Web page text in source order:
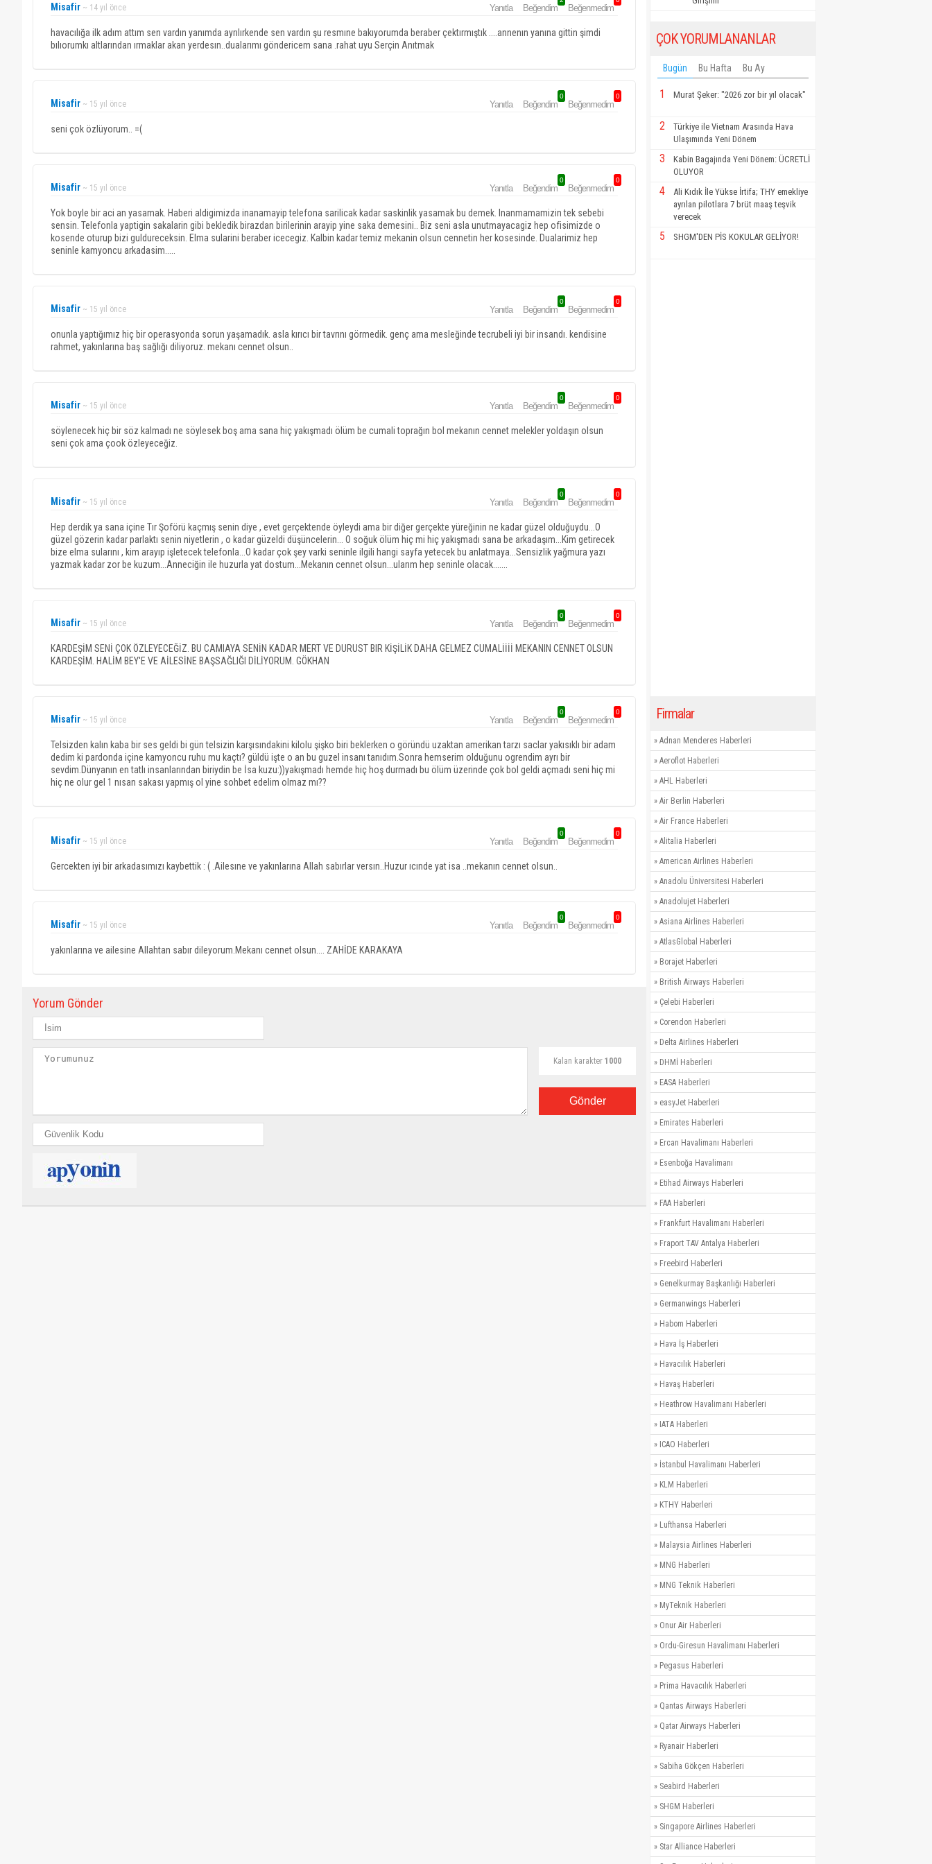
Misafir ~ 14 yıl önce Yanıtla Beğendim Beğenmedim
havacılığa ilk adım attım sen vardın yanımda ayrılırkende sen vardın şu resmıne bakıyorumda beraber çektırmıştık ....annenın yanına gittin şimdi
bılıorumkı altlarından ırmaklar akan yerdesın..dualarımı göndericem sana .rahat uyu Serçin Anıtmak
Misafir ~ 15 yıl önce Yanıtla Beğendim
0
Beğenmedim
0
seni çok özlüyorum.. =(
Misafir ~ 15 yıl önce Yanıtla Beğendim
0
Beğenmedim
0
Yok boyle bir aci an yasamak. Haberi aldigimizda inanamayip telefona sarilicak kadar saskinlik yasamak bu demek. Inanmamamizin tek sebebi
sensin. Telefonla yaptigin sakalarin gibi bekledik birazdan birilerinin arayip yine saka demesini.. Biz seni asla unutmayacagiz hep ofisimizde o
kosende oturup bizi guldureceksin. Elma sularini beraber icecegiz. Kalbin kadar temiz mekanin olsun cennetin her kosesinde. Dualarimiz hep
seninle kamyoncu arkadasim.....
Misafir ~ 15 yıl önce Yanıtla Beğendim
0
Beğenmedim
0
onunla yaptığımız hiç bir operasyonda sorun yaşamadık. asla kırıcı bir tavrını görmedik. genç ama mesleğinde tecrubeli iyi bir insandı. kendisine
rahmet, yakınlarına baş sağlığı diliyoruz. mekanı cennet olsun..
Misafir ~ 15 yıl önce Yanıtla Beğendim
0
Beğenmedim
0
söylenecek hiç bir söz kalmadı ne söylesek boş ama sana hiç yakışmadı ölüm be cumali toprağın bol mekanın cennet melekler yoldaşın olsun
seni çok ama çook özleyeceğiz.
Misafir ~ 15 yıl önce Yanıtla Beğendim
0
Beğenmedim
0
Hep derdik ya sana içine Tır Şoförü kaçmış senin diye , evet gerçektende öyleydi ama bir diğer gerçekte yüreğinin ne kadar güzel olduğuydu...O
güzel gözerin kadar parlaktı senin niyetlerin , o kadar güzeldi düşüncelerin... O soğuk ölüm hiç mi hiç yakışmadı sana be arkadaşım...Kim getirecek
bize elma sularını , kim arayıp işletecek telefonla...O kadar çok şey varki seninle ilgili hangi sayfa yetecek bu anlatmaya...Sensizlik yağmura yazı
yazmak kadar zor be kuzum...Anneciğin ile huzurla yat dostum...Mekanın cennet olsun...ularım hep seninle olacak.......
Misafir ~ 15 yıl önce Yanıtla Beğendim
0
Beğenmedim
0
KARDEŞİM SENİ ÇOK ÖZLEYECEĞİZ. BU CAMIAYA SENİN KADAR MERT VE DURUST BIR KİŞİLİK DAHA GELMEZ CUMALİİİİ MEKANIN CENNET OLSUN
KARDEŞİM. HALİM BEY'E VE AİLESİNE BAŞSAĞLIĞI DİLİYORUM. GÖKHAN
Misafir ~ 15 yıl önce Yanıtla Beğendim
0
Beğenmedim
0
Telsizden kalın kaba bir ses geldi bi gün telsizin karşısındakini kilolu şişko biri beklerken o göründü uzaktan amerikan tarzı saclar yakısıklı bir adam
dedim ki pardonda içine kamyoncu ruhu mu kaçtı? güldü işte o an bu guzel insanı tanıdım.Sonra hemserim olduğunu ogrendim ayrı bir
sevdim.Dünyanın en tatlı insanlarından biriydin be İsa kuzu:))yakışmadı hemde hiç hoş durmadı bu ölüm üzerinde çok bol geldi açmadı seni hiç mi
hiç ne olur gel 1 nısan sakası yapmış ol yine sohbet edelim olmaz mı??
Misafir ~ 15 yıl önce Yanıtla Beğendim
0
Beğenmedim
0
Gercekten iyi bir arkadasımızı kaybettik : ( .Ailesıne ve yakınlarına Allah sabırlar versın..Huzur ıcınde yat isa ..mekanın cennet olsun..
Misafir ~ 15 yıl önce Yanıtla Beğendim
0
Beğenmedim
0
yakınlarına ve ailesine Allahtan sabır dileyorum.Mekanı cennet olsun.... ZAHİDE KARAKAYA
Yorum Gönder
Kalan karakter 1000
Gönder
ÇOK YORUMLANANLAR
Bugün Bu Hafta Bu Ay
1 Murat Şeker: "2026 zor bir yıl olacak"
2
Türkiye ile Vietnam Arasında Hava
Ulaşımında Yeni Dönem
3
Kabin Bagajında Yeni Dönem: ÜCRETLİ
OLUYOR
4
Ali Kıdık İle Yükse İrtifa; THY emekliye
ayrılan pilotlara 7 brüt maaş teşvik
verecek
5 SHGM'DEN PİS KOKULAR GELİYOR!
Firmalar
» Adnan Menderes Haberleri
» Aeroflot Haberleri
» AHL Haberleri
» Air Berlin Haberleri
» Air France Haberleri
» Alitalia Haberleri
» American Airlines Haberleri
» Anadolu Üniversitesi Haberleri
» Anadolujet Haberleri
» Asiana Airlines Haberleri
» AtlasGlobal Haberleri
» Borajet Haberleri
» British Airways Haberleri
» Çelebi Haberleri
» Corendon Haberleri
» Delta Airlines Haberleri
» DHMİ Haberleri
» EASA Haberleri
» easyJet Haberleri
» Emirates Haberleri
» Ercan Havalimanı Haberleri
» Esenboğa Havalimanı
» Etihad Airways Haberleri
» FAA Haberleri
» Frankfurt Havalimanı Haberleri
» Fraport TAV Antalya Haberleri
» Freebird Haberleri
» Genelkurmay Başkanlığı Haberleri
» Germanwings Haberleri
» Habom Haberleri
» Hava İş Haberleri
» Havacılık Haberleri
» Havaş Haberleri
» Heathrow Havalimanı Haberleri
» IATA Haberleri
» ICAO Haberleri
» İstanbul Havalimanı Haberleri
» KLM Haberleri
» KTHY Haberleri
» Lufthansa Haberleri
» Malaysia Airlines Haberleri
» MNG Haberleri
» MNG Teknik Haberleri
» MyTeknik Haberleri
» Onur Air Haberleri
» Ordu-Giresun Havalimanı Haberleri
» Pegasus Haberleri
» Prima Havacılık Haberleri
» Qantas Airways Haberleri
» Qatar Airways Haberleri
» Ryanair Haberleri
» Sabiha Gökçen Haberleri
» Seabird Haberleri
» SHGM Haberleri
» Singapore Airlines Haberleri
» Star Alliance Haberleri